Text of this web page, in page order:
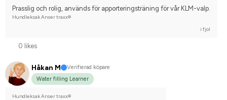
Prasslig och rolig, används för apporteringsträning för vår KLM-valp.
Hundleksak Anser traxx®
i fjol
0 likes
Håkan M
Verifierad köpare
Water filling Learner
Hundleksak Anser traxx®